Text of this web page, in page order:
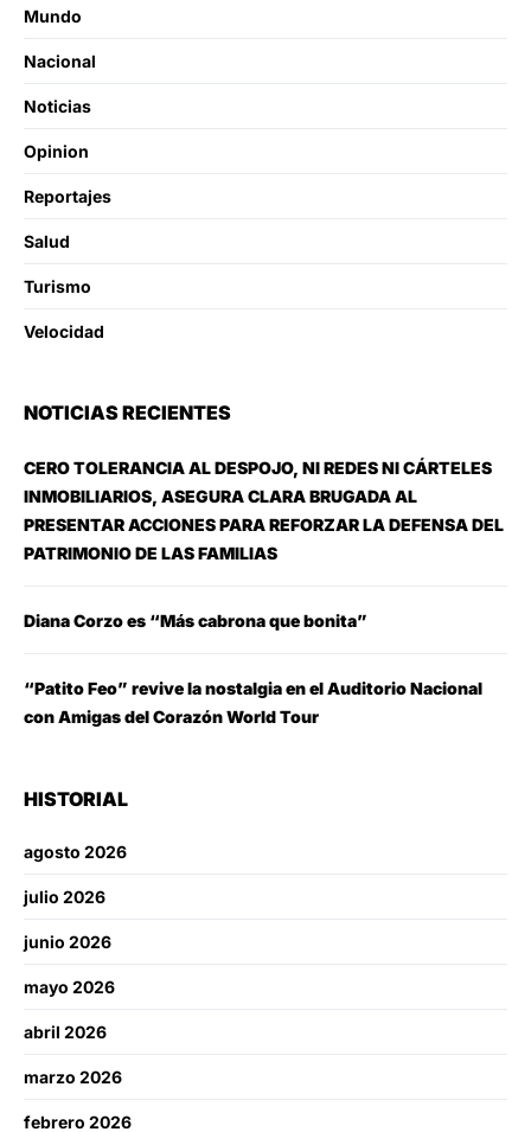
Mundo
Nacional
Noticias
Opinion
Reportajes
Salud
Turismo
Velocidad
NOTICIAS RECIENTES
CERO TOLERANCIA AL DESPOJO, NI REDES NI CÁRTELES
INMOBILIARIOS, ASEGURA CLARA BRUGADA AL
PRESENTAR ACCIONES PARA REFORZAR LA DEFENSA DEL
PATRIMONIO DE LAS FAMILIAS
Diana Corzo es “Más cabrona que bonita”
“Patito Feo” revive la nostalgia en el Auditorio Nacional
con Amigas del Corazón World Tour
HISTORIAL
agosto 2026
julio 2026
junio 2026
mayo 2026
abril 2026
marzo 2026
febrero 2026